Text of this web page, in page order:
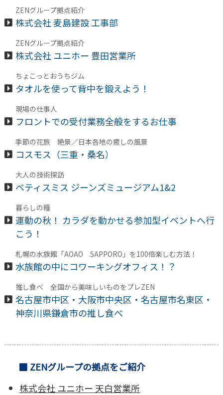
ZENグループ拠点紹介
株式会社 麦島建設 工事部
ZENグループ拠点紹介
株式会社 ユニホー 豊田営業所
ちょこっとおうちジム
タオルを使って背中を鍛えよう！
現場の仕事人
フロントでの受付業務全般をするお仕事
季節の花旅 絶景／日本各地の癒しの風景
コスモス（三重・桑名）
大人の技術探訪
ベティスミス ジーンズミュージアム1&2
暮らしの糧
運動の秋！ カラダを動かせる参加型イベントへ行
こう！
札幌の水族館「AOAO SAPPORO」を100倍楽しむ方法！
水族館の中にコワーキングオフィス！？
推し食べ 全国から美味しいものをプレZEN
名古屋市中区・大阪市中央区・名古屋市名東区・
神奈川県鎌倉市の推し食べ
ZENグループの拠点をご紹介
株式会社 ユニホー 天白営業所